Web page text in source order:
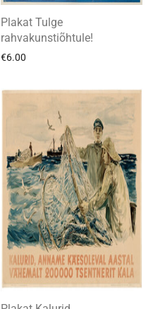
Plakat Tulge
rahvakunstiõhtule!
€6.00